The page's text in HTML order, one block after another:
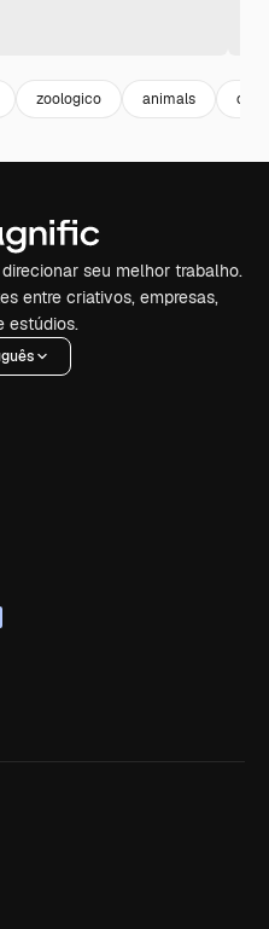
zoologico animals
seu melhor trabalho.
entre criativos, empresas,
estúdios.